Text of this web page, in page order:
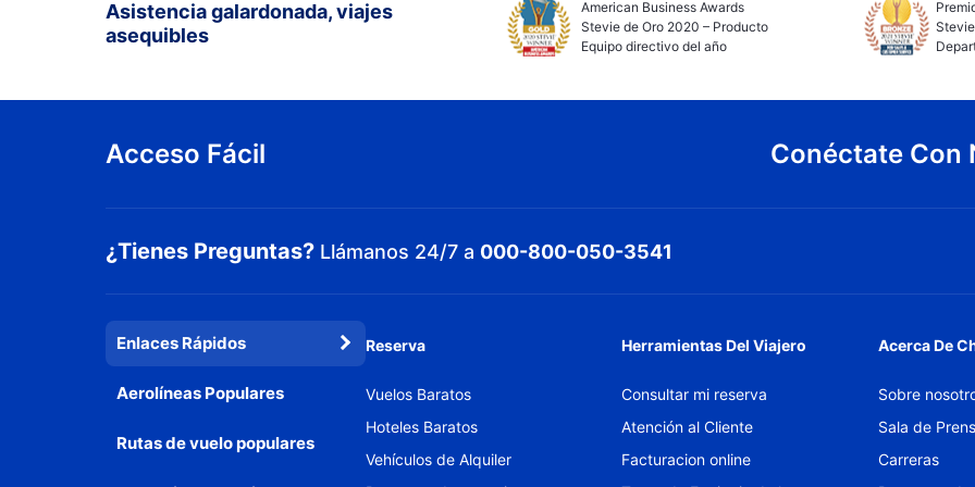
Asistencia galardonada, viajes
asequibles
American Business Awards
Stevie de Oro 2020 – Producto
Equipo directivo del año
Acceso Fácil Conéctate Con
¿Tienes Preguntas? Llámanos 24/7 a 000-800-050-3541
Enlaces Rápidos
Aerolíneas Populares
Rutas de vuelo populares
Reserva
Vuelos Baratos
Hoteles Baratos
Vehículos de Alquiler
Herramientas Del Viajero
Consultar mi reserva
Atención al Cliente
Facturacion online
Acerca De
Sobre
Sala de
Carreras